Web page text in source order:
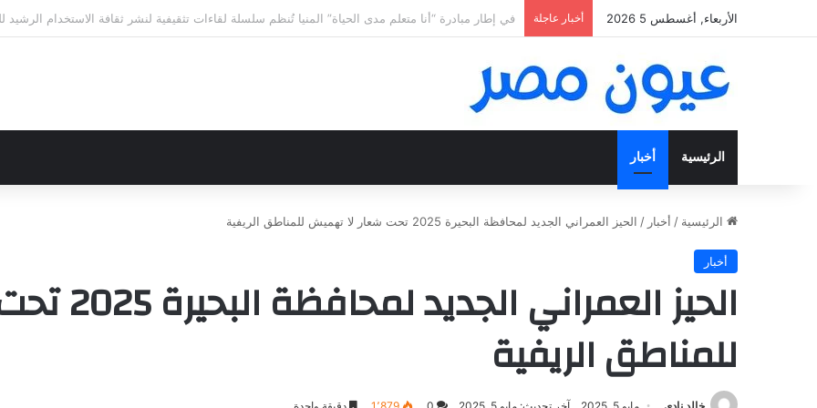
الأربعاء, أغسطس 5 2026 أخبار عاجلة «فتح عينك كويس».. اعثر على الاختلافات الخمس خلال 11 ثانية فقط
الرئيسية أخبار
الرئيسية / أخبار / الحيز العمراني الجديد لمحافظة البحيرة 2025 تحت شعار لا تهميش للمناطق الريفية
أخبار
الحيز
للمناطق الريفية